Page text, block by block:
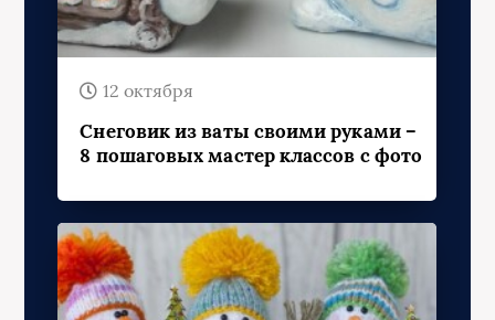
12 октября
Снеговик из ваты своими руками –
8 пошаговых мастер классов с фото